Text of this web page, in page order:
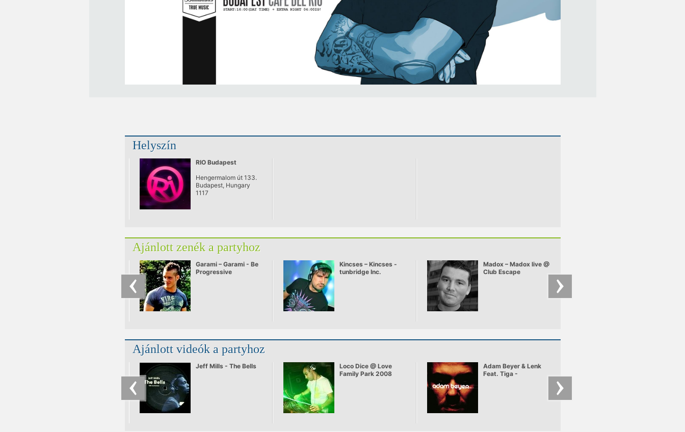
Helyszín
RIO Budapest
Hengermalom út 133.
Budapest, Hungary
1117
Ajánlott zenék a partyhoz
Garami – Garami - Be
Progressive
Kincses – Kincses -
tunbridge Inc.
Madox – Madox live @
Club Escape
Ajánlott videók a partyhoz
Jeff Mills - The Bells
Loco Dice @ Love
Family Park 2008
Adam Beyer & Lenk
Feat. Tiga -